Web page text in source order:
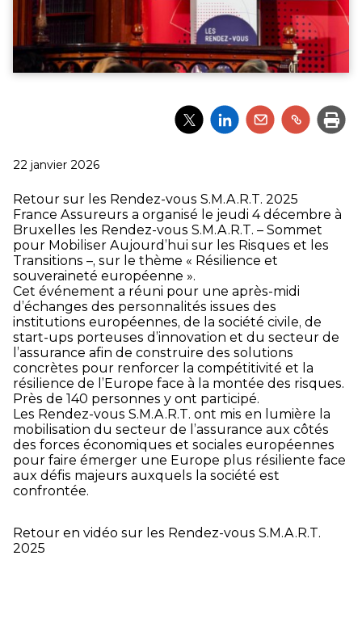
Partager
l'article
Partager
l'article
Partager
l'article
Partager
l'article
Publié
22 janvier 2026
Retour sur les Rendez-vous S.M.A.R.T. 2025
France Assureurs a organisé le jeudi 4 décembre à
Bruxelles les Rendez-vous S.M.A.R.T. – Sommet
pour Mobiliser Aujourd’hui sur les Risques et les
Transitions –, sur le thème « Résilience et
souveraineté européenne ».
Cet événement a réuni pour une après-midi
d’échanges des personnalités issues des
institutions européennes, de la société civile, de
start-ups porteuses d’innovation et du secteur de
l’assurance afin de construire des solutions
concrètes pour renforcer la compétitivité et la
résilience de l’Europe face à la montée des risques.
Près de 140 personnes y ont participé.
Les Rendez-vous S.M.A.R.T. ont mis en lumière la
mobilisation du secteur de l’assurance aux côtés
des forces économiques et sociales européennes
pour faire émerger une Europe plus résiliente face
aux défis majeurs auxquels la société est
confrontée.
Retour en vidéo sur les Rendez-vous S.M.A.R.T.
2025